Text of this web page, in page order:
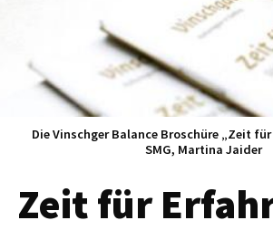
Die Vinschger Balance Broschüre „Zeit
SMG, Martina Jaider
Zeit für